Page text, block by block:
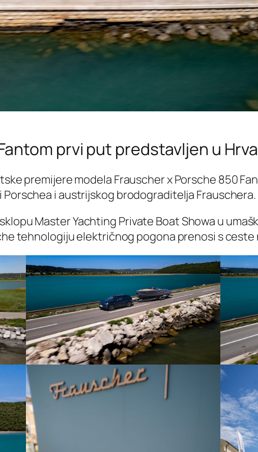
prvi put predstavljen u
premijere modela Frauscher x Porsche 850
i austrijskog brodograditelja Frauschera.
Master Yachting Private Boat Showa u
tehnologiju električnog pogona prenosi s ceste